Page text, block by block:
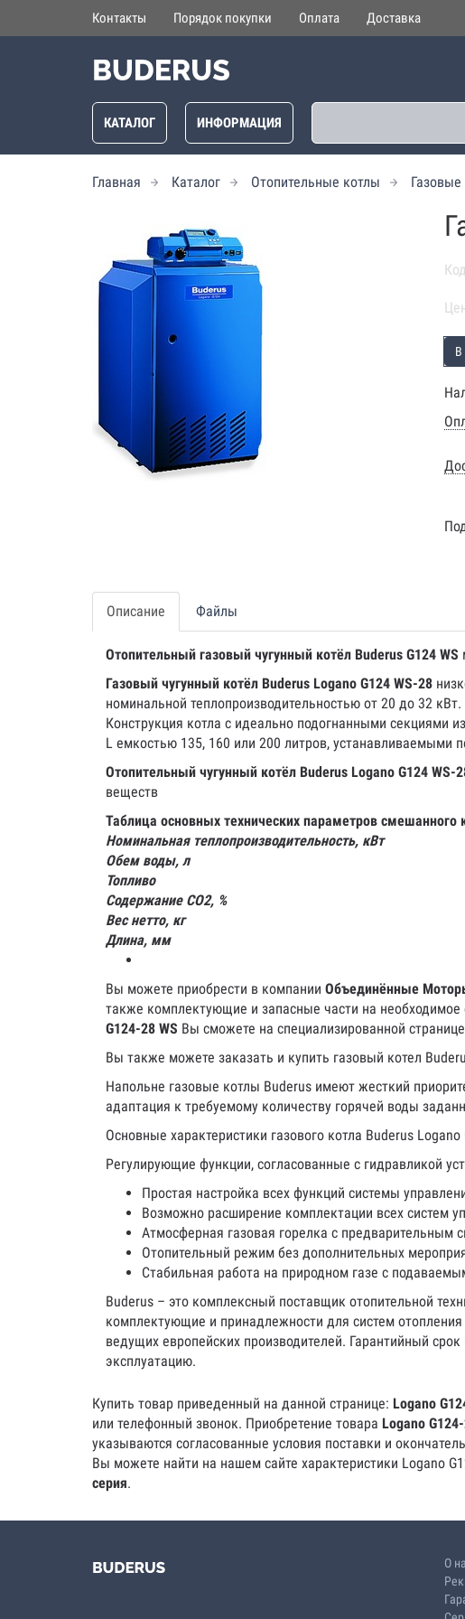
Контакты Порядок покупки Оплата Доставка
КАТАЛОГ ИНФОРМАЦИЯ
Главная Каталог Отопительные котлы
В
Описание Файлы
Отопительный газовый чугунный котёл Buderus G124 WS
Газовый чугунный котёл Buderus Logano G124 WS-28
номинальной теплопроизводительностью от 20 до 32
Конструкция котла с идеально подогнанными секциями
L емкостью 135, 160 или 200 литров, устанавливаемыми
Отопительный чугунный котёл Buderus Logano G124 WS-
веществ
Таблица основных технических параметров смешанного
Номинальная теплопроизводительность, кВт
Обем воды, л
Топливо
Содержание СО2, %
Вес нетто, кг
Длина, мм
Вы можете приобрести в компании Объединённые
также комплектующие и запасные части на
G124-28 WS Вы сможете на специализированной
Вы также можете заказать и купить газовый котел
Напольне газовые котлы Buderus имеют жесткий
адаптация к требуемому количеству горячей воды
Основные характеристики газового котла Buderus Logano
Регулирующие функции, согласованные с гидравликой
Простая настройка всех функций системы
Возможно расширение комплектации всех систем
Атмосферная газовая горелка с предварительным
Отопительный режим без дополнительных
Стабильная работа на природном газе с
Buderus – это комплексный поставщик отопительной
комплектующие и принадлежности для систем
ведущих европейских производителей. Гарантийный
эксплуатацию.
Купить товар приведенный на данной странице: Logano
или телефонный звонок. Приобретение товара Logano
указываются согласованные условия поставки и
Вы можете найти на нашем сайте характеристики Logano
серия.
О